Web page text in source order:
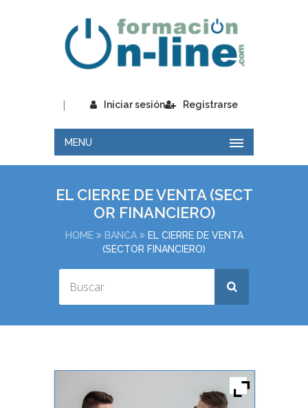
Iniciar sesión
| Registrarse
MENU
EL CIERRE DE VENTA (SECT
OR FINANCIERO)
HOME BANCA
EL CIERRE DE VENTA
(SECTOR FINANCIERO)